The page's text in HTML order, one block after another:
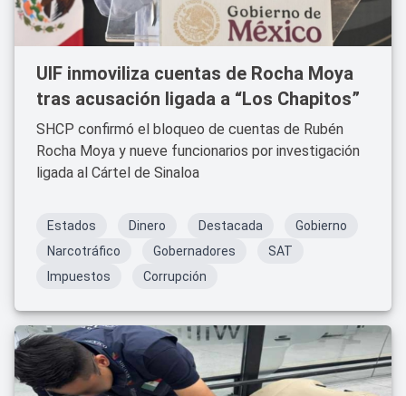
UIF inmoviliza cuentas de Rocha Moya
tras acusación ligada a “Los Chapitos”
SHCP confirmó el bloqueo de cuentas de Rubén
Rocha Moya y nueve funcionarios por investigación
ligada al Cártel de Sinaloa
Estados Dinero Destacada
Gobierno
Narcotráfico
Gobernadores
SAT
Impuestos
Corrupción